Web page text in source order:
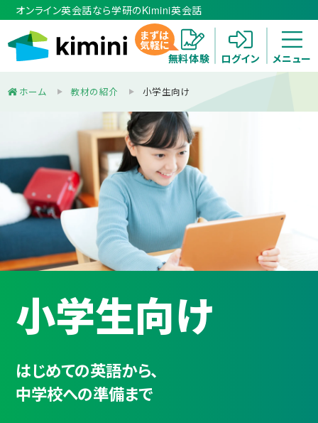
オンライン英会話なら学研のKimini英会話
まずは
気軽に
無料体験
ログイン メニュー
ホーム 教材の紹介 小学生向け
小学生向け
はじめての英語から、
中学校への準備まで